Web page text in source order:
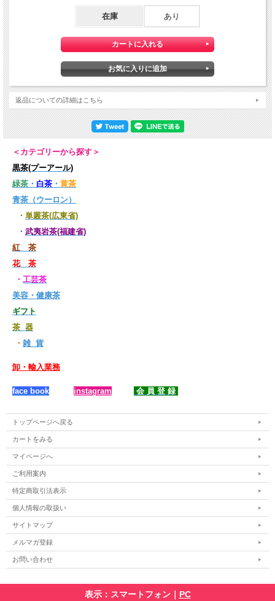
在庫 あり
返品についての詳細はこちら
＜カテゴリーから探す＞
黒茶(プーアール)
緑茶 ・ 白茶 ・ 黄茶
青茶（ウーロン）
・ 単叢茶(広東省)
・ 武夷岩茶(福建省)
紅 茶
花 茶
・ 工芸茶
美容・健康茶
ギフト
茶 器
・ 雑 貨
卸・輸入業務
face book instagram 会 員 登 録
トップページへ戻る
カートをみる
マイページへ
ご利用案内
特定商取引法表示
個人情報の取扱い
サイトマップ
メルマガ登録
お問い合わせ
表示：スマートフォン｜ PC